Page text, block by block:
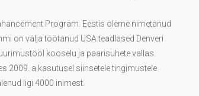
Program. Eestis oleme nimetanud
on välja töötanud USA teadlased Denveri
kooselu ja paarisuhete vallas.
2009. a kasutusel siinsetele tingimustele
ligi 4000 inimest.